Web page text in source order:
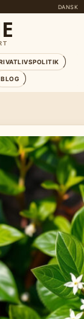
DANSK
BLOG